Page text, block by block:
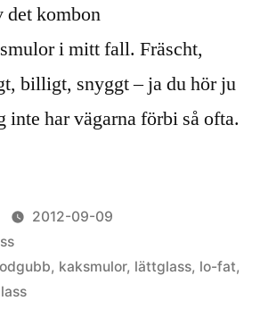
det kombon
i mitt fall. Fräscht,
billigt, snyggt – ja du hör ju
inte har vägarna förbi så ofta.
2012-09-09
, kaksmulor, lättglass, lo-fat,